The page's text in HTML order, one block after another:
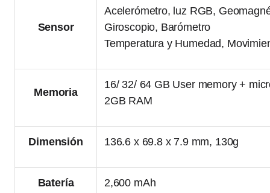
Sensor
Acelerómetro, luz RGB,
Giroscopio, Barómetro
Temperatura y Humedad,
Memoria
16/ 32/ 64 GB User memory +
2GB RAM
Dimensión 136.6 x 69.8 x 7.9 mm, 130g
Batería 2,600 mAh